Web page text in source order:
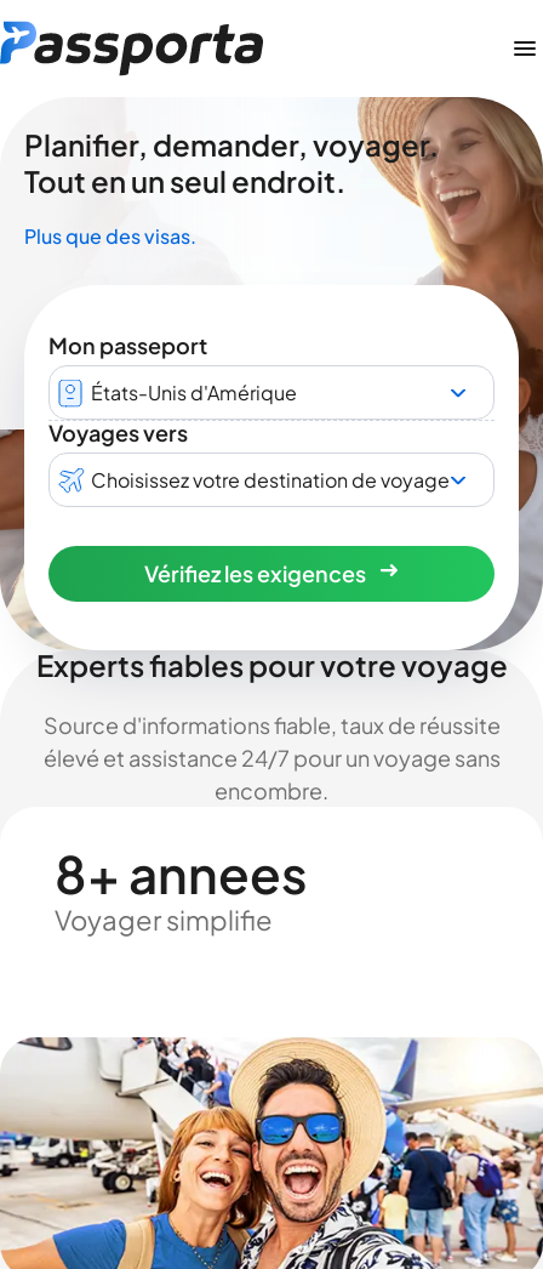
Planifier, demander, voyager.
Tout en un seul endroit.
Plus que des visas.
Mon passeport
États-Unis d'Amérique
Voyages vers
Choisissez votre destination de voyage
Vérifiez les exigences
Experts fiables pour votre voyage
Source d'informations fiable, taux de réussite
élevé et assistance 24/7 pour un voyage sans
encombre.
8+ annees
Voyager simplifie